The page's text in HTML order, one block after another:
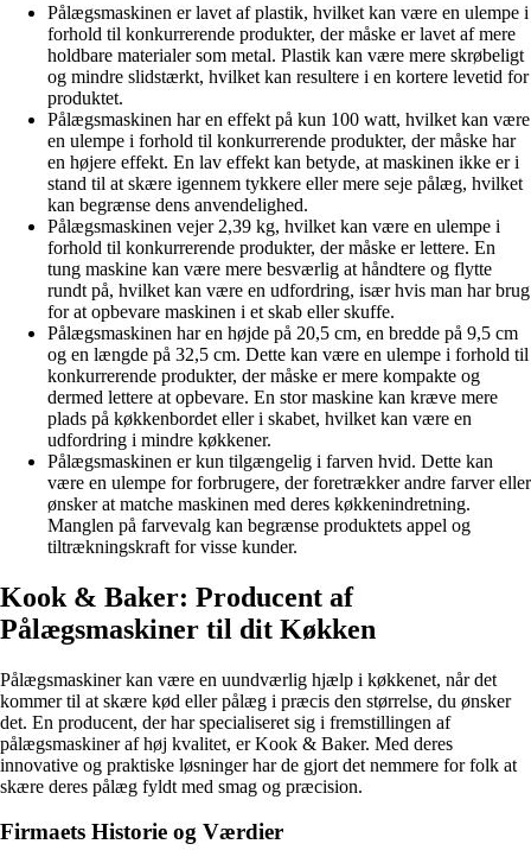
Pålægsmaskinen er lavet af plastik, hvilket kan være en ulempe i
forhold til konkurrerende produkter, der måske er lavet af mere
holdbare materialer som metal. Plastik kan være mere skrøbeligt
og mindre slidstærkt, hvilket kan resultere i en kortere levetid for
produktet.
Pålægsmaskinen har en effekt på kun 100 watt, hvilket kan være
en ulempe i forhold til konkurrerende produkter, der måske har
en højere effekt. En lav effekt kan betyde, at maskinen ikke er i
stand til at skære igennem tykkere eller mere seje pålæg, hvilket
kan begrænse dens anvendelighed.
Pålægsmaskinen vejer 2,39 kg, hvilket kan være en ulempe i
forhold til konkurrerende produkter, der måske er lettere. En
tung maskine kan være mere besværlig at håndtere og flytte
rundt på, hvilket kan være en udfordring, især hvis man har brug
for at opbevare maskinen i et skab eller skuffe.
Pålægsmaskinen har en højde på 20,5 cm, en bredde på 9,5 cm
og en længde på 32,5 cm. Dette kan være en ulempe i forhold til
konkurrerende produkter, der måske er mere kompakte og
dermed lettere at opbevare. En stor maskine kan kræve mere
plads på køkkenbordet eller i skabet, hvilket kan være en
udfordring i mindre køkkener.
Pålægsmaskinen er kun tilgængelig i farven hvid. Dette kan
være en ulempe for forbrugere, der foretrækker andre farver eller
ønsker at matche maskinen med deres køkkenindretning.
Manglen på farvevalg kan begrænse produktets appel og
tiltrækningskraft for visse kunder.
Kook & Baker: Producent af
Pålægsmaskiner til dit Køkken
Pålægsmaskiner kan være en uundværlig hjælp i køkkenet, når det
kommer til at skære kød eller pålæg i præcis den størrelse, du ønsker
det. En producent, der har specialiseret sig i fremstillingen af
pålægsmaskiner af høj kvalitet, er Kook & Baker. Med deres
innovative og praktiske løsninger har de gjort det nemmere for folk at
skære deres pålæg fyldt med smag og præcision.
Firmaets Historie og Værdier